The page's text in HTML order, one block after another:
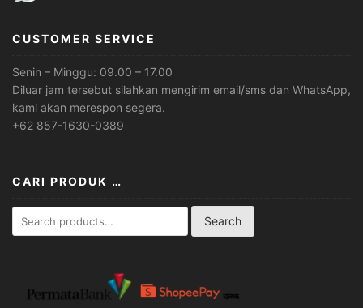
CUSTOMER SERVICE
Senin – Minggu: 09.00 – 17.00
Diluar jam tersebut silahkan mengirim email/sms dan WhatsApp,
kami akan merespon segera.
+62 857-1630-0389
CARI PRODUK …
for:
Search